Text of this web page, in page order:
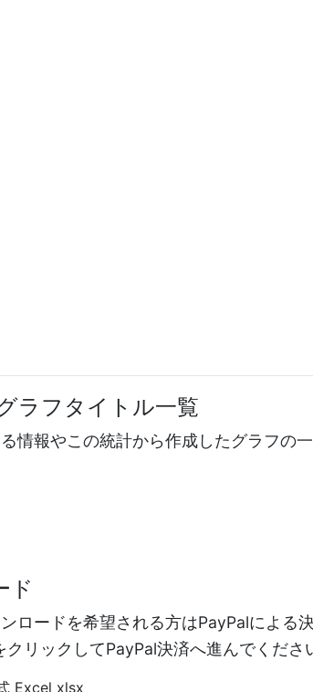
ラフタイトル一覧
情報やこの統計から作成したグラフの
ド
ロードを希望される方はPayPalによる
リックしてPayPal決済へ進んでくださ
Excel xlsx